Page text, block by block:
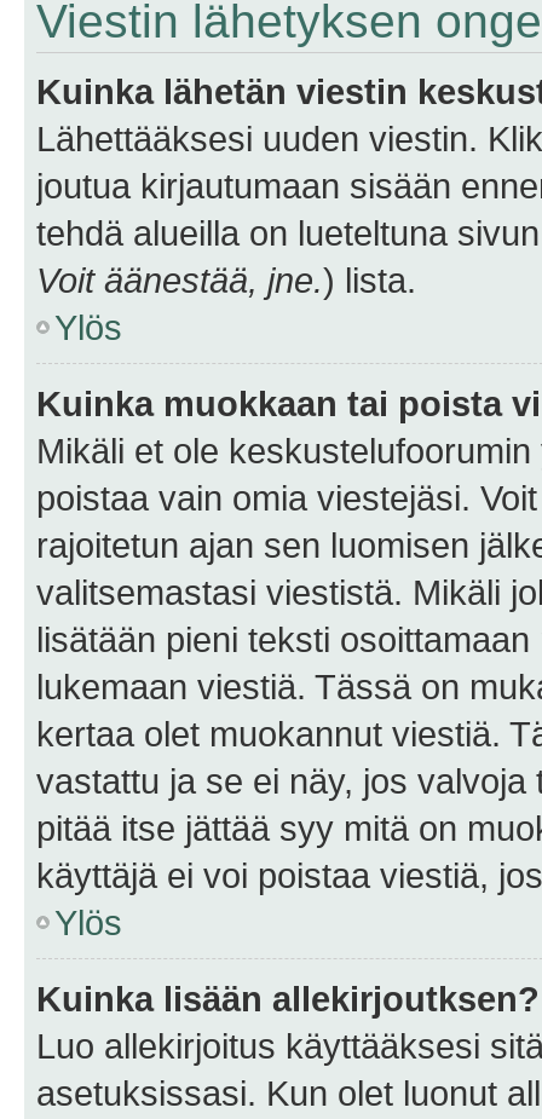
Viestin lähetyksen
Kuinka lähetän viestin
Lähettääksesi uuden viestin.
joutua kirjautumaan sisään
tehdä alueilla on lueteltuna
Voit äänestää, jne.) lista.
Ylös
Kuinka muokkaan tai poista
Mikäli et ole
poistaa vain omia viestejäsi.
rajoitetun ajan sen luomisen
valitsemastasi viestistä. Mikäli
lisätään pieni teksti
lukemaan viestiä. Tässä on
kertaa olet muokannut viestiä.
vastattu ja se ei näy, jos
pitää itse jättää syy mitä on
käyttäjä ei voi poistaa viestiä,
Ylös
Kuinka lisään allekirjoutksen?
Luo allekirjoitus käyttääksesi
asetuksissasi. Kun olet luonut